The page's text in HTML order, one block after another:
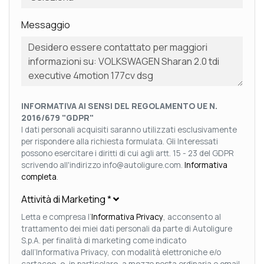
Messaggio
INFORMATIVA AI SENSI DEL REGOLAMENTO UE N.
2016/679 "GDPR"
I dati personali acquisiti saranno utilizzati esclusivamente
per rispondere alla richiesta formulata. Gli Interessati
possono esercitare i diritti di cui agli artt. 15 - 23 del GDPR
scrivendo all'indirizzo info@autoligure.com. Informativa
completa.
Attività di Marketing*
Letta e compresa l’Informativa Privacy, acconsento al
trattamento dei miei dati personali da parte di Autoligure
S.p.A. per finalità di marketing come indicato
dall’Informativa Privacy, con modalità elettroniche e/o